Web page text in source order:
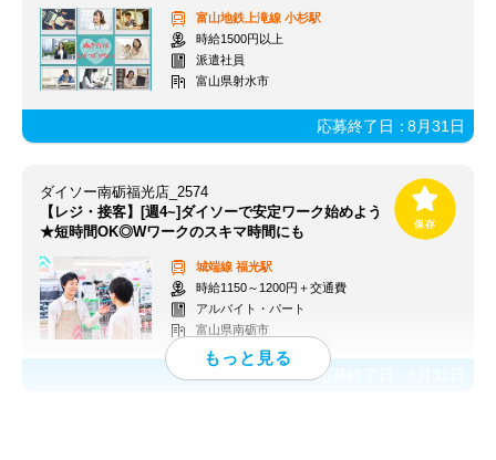
富山地鉄上滝線 小杉駅
時給1500円以上
派遣社員
富山県射水市
応募終了日：8月31日
ダイソー南砺福光店_2574
【レジ・接客】[週4~]ダイソーで安定ワーク始めよう
★短時間OK◎Wワークのスキマ時間にも
城端線 福光駅
時給1150～1200円＋交通費
アルバイト・パート
富山県南砺市
応募終了日：